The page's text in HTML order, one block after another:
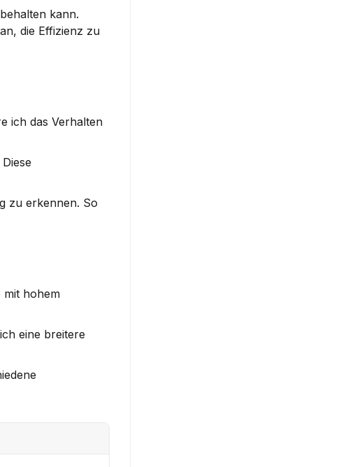
kann.
die Effizienz zu
ich das Verhalten
zu erkennen. So
mit hohem
eine breitere